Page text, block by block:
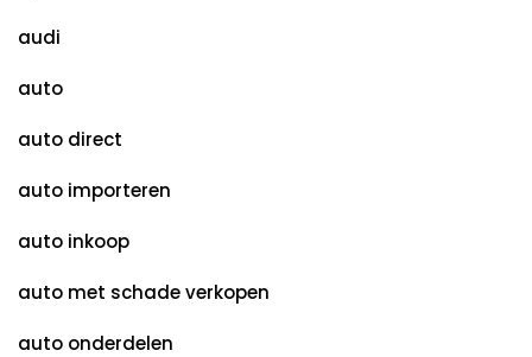
audi
auto
auto direct
auto importeren
auto inkoop
auto met schade verkopen
auto onderdelen